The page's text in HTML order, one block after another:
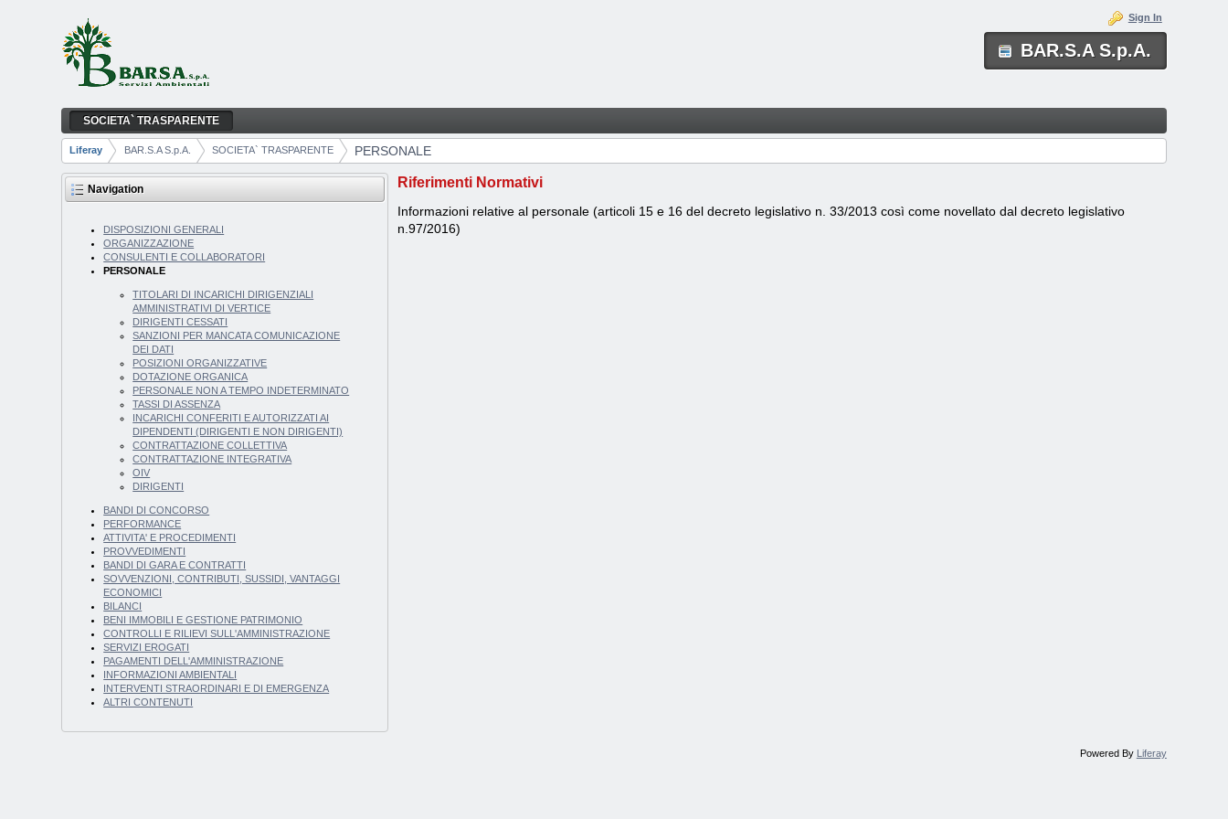
BAR.S.A S.p.A.
PERSONALE
Sign In
Navigation
SOCIETA` TRASPARENTE
Breadcrumbs
Liferay BAR.S.A S.p.A. SOCIETA` TRASPARENTE PERSONALE
Navigation
DISPOSIZIONI GENERALI
ORGANIZZAZIONE
CONSULENTI E COLLABORATORI
PERSONALE
TITOLARI DI INCARICHI DIRIGENZIALI
AMMINISTRATIVI DI VERTICE
DIRIGENTI CESSATI
SANZIONI PER MANCATA COMUNICAZIONE
DEI DATI
POSIZIONI ORGANIZZATIVE
DOTAZIONE ORGANICA
PERSONALE NON A TEMPO INDETERMINATO
TASSI DI ASSENZA
INCARICHI CONFERITI E AUTORIZZATI AI
DIPENDENTI (DIRIGENTI E NON DIRIGENTI)
CONTRATTAZIONE COLLETTIVA
CONTRATTAZIONE INTEGRATIVA
OIV
DIRIGENTI
BANDI DI CONCORSO
PERFORMANCE
ATTIVITA' E PROCEDIMENTI
PROVVEDIMENTI
BANDI DI GARA E CONTRATTI
SOVVENZIONI, CONTRIBUTI, SUSSIDI, VANTAGGI
ECONOMICI
BILANCI
BENI IMMOBILI E GESTIONE PATRIMONIO
CONTROLLI E RILIEVI SULL'AMMINISTRAZIONE
SERVIZI EROGATI
PAGAMENTI DELL'AMMINISTRAZIONE
INFORMAZIONI AMBIENTALI
INTERVENTI STRAORDINARI E DI EMERGENZA
ALTRI CONTENUTI
Riferimenti Normativi
Informazioni relative al personale (articoli 15 e 16 del decreto legislativo n. 33/2013 così come novellato dal decreto legislativo
n.97/2016)
Powered By Liferay